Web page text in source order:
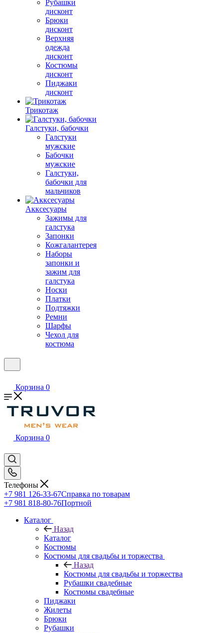
Рубашки
дисконт
Брюки
дисконт
Верхняя
одежда
дисконт
Костюмы
дисконт
Пиджаки
дисконт
Трикотаж
Галстуки, бабочки
Галстуки
мужские
Бабочки
мужские
Галстуки,
бабочки для
мальчиков
Акксесуары
Зажимы для
галстука
Запонки
Кожгалантерея
Наборы
запонки и
зажим для
галстука
Носки
Платки
Подтяжки
Ремни
Шарфы
Чехол для
костюма
Корзина 0
Корзина 0
Телефоны
+7 981 126-33-67Справка по товарам
+7 981 818-80-76Портной
Каталог
Назад
Каталог
Костюмы
Костюмы для свадьбы и торжества
Назад
Костюмы для свадьбы и торжества
Рубашки свадебные
Костюмы свадебные
Пиджаки
Жилеты
Брюки
Рубашки